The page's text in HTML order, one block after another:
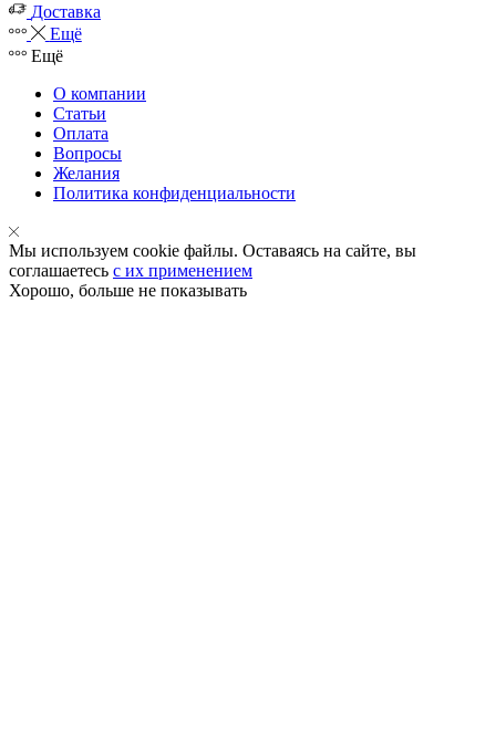
Доставка
Ещё
Ещё
О компании
Статьи
Оплата
Вопросы
Желания
Политика конфиденциальности
Мы используем cookie файлы. Оставаясь на сайте, вы
соглашаетесь с их применением
Хорошо, больше не показывать